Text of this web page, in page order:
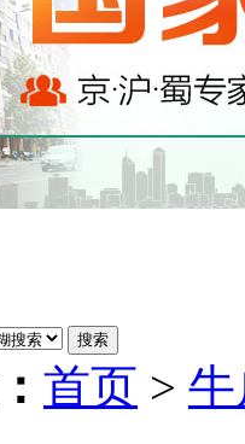
搜索
首页 >